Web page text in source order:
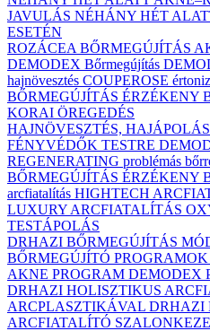
JAVULÁS NÉHÁNY HÉT
ESETÉN
ROZÁCEA BŐRMEGÚJÍTÁS
DEMODEX Bőrmegújítás
hajnövesztés COUPEROSE
BŐRMEGÚJÍTÁS ÉRZÉKENY
KORAI ÖREGEDÉS
HAJNÖVESZTÉS, HAJÁPOLÁS
FÉNYVÉDŐK TESTRE
REGENERATING problémás
BŐRMEGÚJÍTÁS ÉRZÉKENY
arcfiatalítás HIGHTECH
LUXURY ARCFIATALÍTÁS
TESTÁPOLÁS
DRHAZI BŐRMEGÚJÍTÁS
BŐRMEGÚJÍTÓ PROGRAMOK
AKNE PROGRAM DEMODEX
DRHAZI HOLISZTIKUS
ARCPLASZTIKÁVAL DRHAZI
ARCFIATALÍTÓ